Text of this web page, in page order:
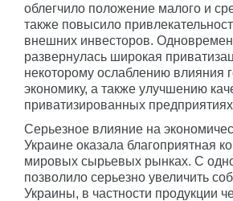
облегчило положение малого и
также повысило
внешних инвесторов.
развернулась широкая
некоторому ослаблению влияния
экономику, а также улучшению
приватизированных
Серьезное влияние на
Украине оказала благоприятная
мировых сырьевых рынках. С
позволило серьезно увеличить
Украины, в частности продукции